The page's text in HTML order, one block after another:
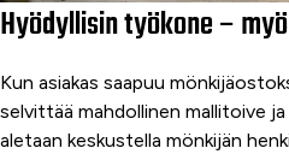
Hyödyllisin työkone –
Kun asiakas saapuu
selvittää mahdollinen mallitoive
aletaan keskustella mönkijän